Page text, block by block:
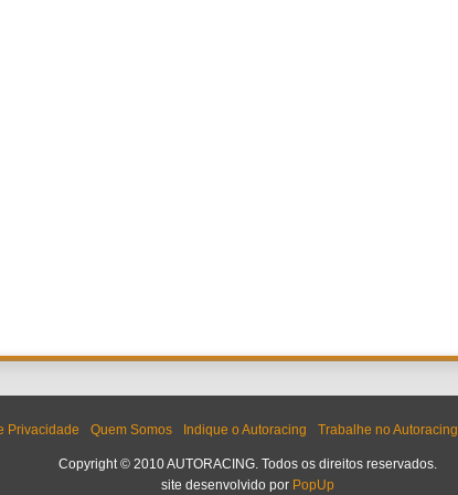
Privacidade Quem Somos Indique o Autoracing Trabalhe no Autoracing
Copyright © 2010 AUTORACING. Todos os direitos reservados.
site desenvolvido por PopUp